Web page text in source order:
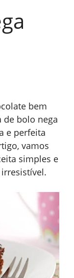
bem
de bolo nega
e perfeita
vamos
simples e